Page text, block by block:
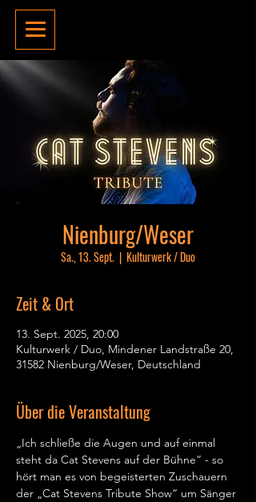
Nienburg/Weser
Sa., 13. Sept.
  |
Kulturwerk / Duo
Zeit & Ort
13. Sept. 2025, 20:00
Kulturwerk / Duo, Mindener Landstraße 20,
31582 Nienburg/Weser, Deutschland
Über die Veranstaltung
„Ich schließe die Augen und auf einmal
steht da Cat Stevens auf der Bühne“ - so
hört man es von begeisterten Zuschauern
der „Cat Stevens Tribute Show“ um Sänger